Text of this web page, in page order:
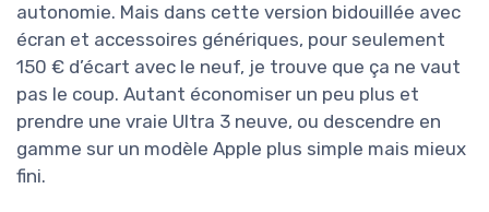
autonomie. Mais dans cette version bidouillée avec
écran et accessoires génériques, pour seulement
150 € d’écart avec le neuf, je trouve que ça ne vaut
pas le coup. Autant économiser un peu plus et
prendre une vraie Ultra 3 neuve, ou descendre en
gamme sur un modèle Apple plus simple mais mieux
fini.